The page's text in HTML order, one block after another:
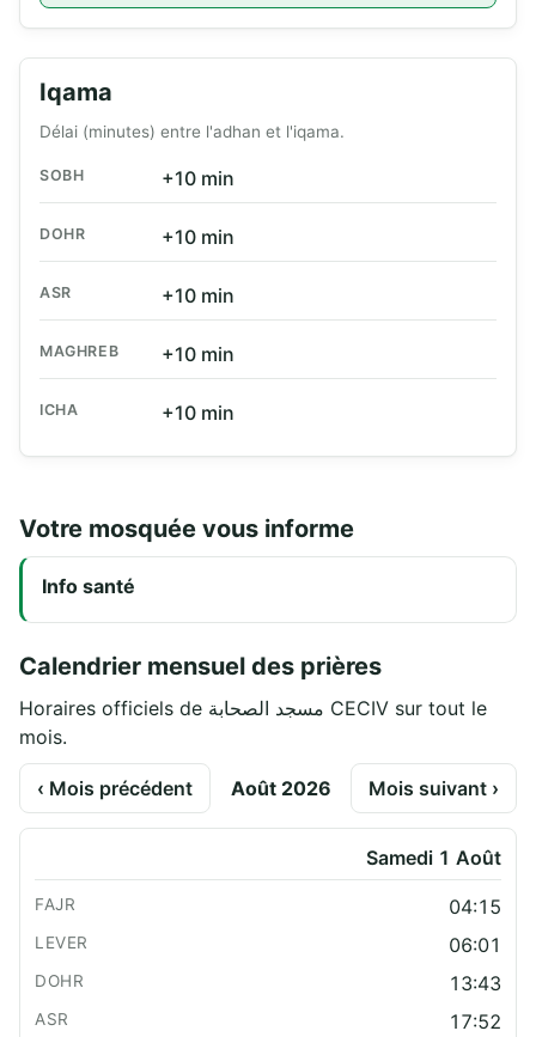
Iqama
Délai (minutes) entre l'adhan et l'iqama.
SOBH +10 min
DOHR +10 min
ASR +10 min
MAGHREB +10 min
ICHA +10 min
Votre mosquée vous informe
Info santé
Calendrier mensuel des prières
Horaires officiels de مسجد الصحابة CECIV sur tout le
mois.
‹ Mois précédent Août 2026 Mois suivant ›
Samedi 1 Août
04:15
06:01
13:43
17:52